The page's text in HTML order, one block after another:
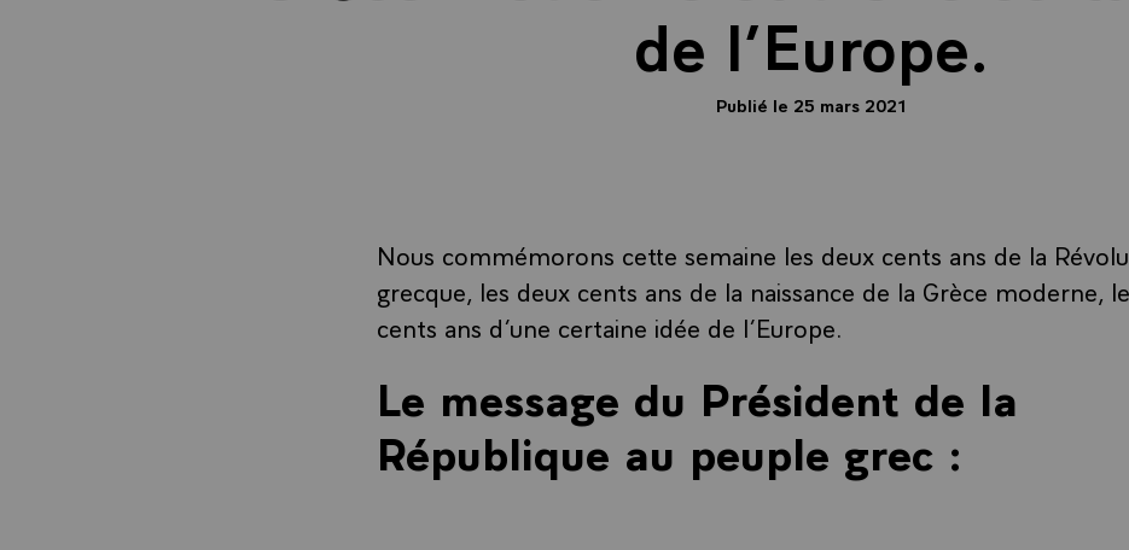
de l’Europe.
Publié le 25 mars 2021
Nous commémorons cette semaine les deux cents ans de la
grecque, les deux cents ans de la naissance de la Grèce moderne,
cents ans d’une certaine idée de l’Europe.
Le message du Président de la
République au peuple grec :